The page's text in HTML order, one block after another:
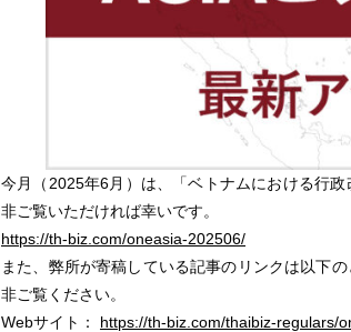
今月（2025年6月）は、「ベトナムにおける行
非ご覧いただければ幸いです。
https://th-biz.com/oneasia-202506/
また、弊所が寄稿している記事のリンクは以下
非ご覧ください。
Webサイト： https://th-biz.com/thaibiz-regulars/